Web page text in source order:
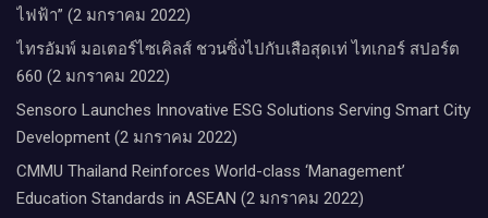
ไฟฟ้า” (2 มกราคม 2022)
ไทรอัมพ์ มอเตอร์ไซเคิลส์ ชวนซิ่งไปกับเสือสุดเท่ ไทเกอร์ สปอร์ต
660 (2 มกราคม 2022)
Sensoro Launches Innovative ESG Solutions Serving Smart City
Development (2 มกราคม 2022)
CMMU Thailand Reinforces World-class ‘Management’
Education Standards in ASEAN (2 มกราคม 2022)